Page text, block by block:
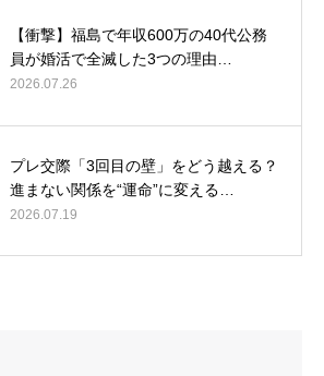
【衝撃】福島で年収600万の40代公務
員が婚活で全滅した3つの理由…
2026.07.26
プレ交際「3回目の壁」をどう越える？
進まない関係を“運命”に変える…
2026.07.19